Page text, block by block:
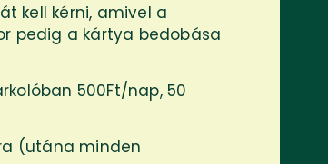
kell kérni, amivel a
pedig a kártya bedobása
500Ft/nap, 50
(utána minden